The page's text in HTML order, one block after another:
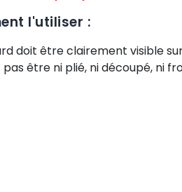
l'utiliser :
doit être clairement visible
pas être ni plié, ni découpé, ni